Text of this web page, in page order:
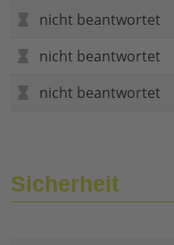
nicht beantwortet
nicht beantwortet
nicht beantwortet
Sicherheit